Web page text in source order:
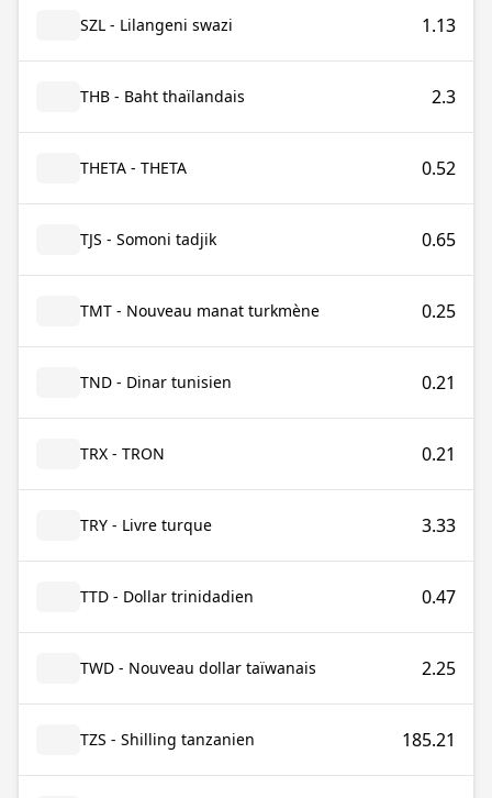
SZL - Lilangeni swazi 1.13
THB - Baht thaïlandais 2.3
THETA - THETA 0.52
TJS - Somoni tadjik 0.65
TMT - Nouveau manat turkmène 0.25
TND - Dinar tunisien 0.21
TRX - TRON 0.21
TRY - Livre turque 3.33
TTD - Dollar trinidadien 0.47
TWD - Nouveau dollar taïwanais 2.25
TZS - Shilling tanzanien 185.21